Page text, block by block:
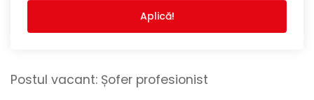
Aplică!
Postul vacant: Șofer profesionist